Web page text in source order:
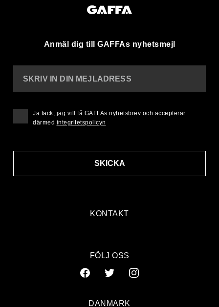
Anmäl dig till GAFFAs nyhetsmejl
KONTAKT
SKRIV IN DIN MEJLADRESS
SKICKA
Ja tack, jag vill få GAFFAs nyhetsbrev och accepterar
därmed integritetspolicyn
FÖLJ OSS
DANMARK